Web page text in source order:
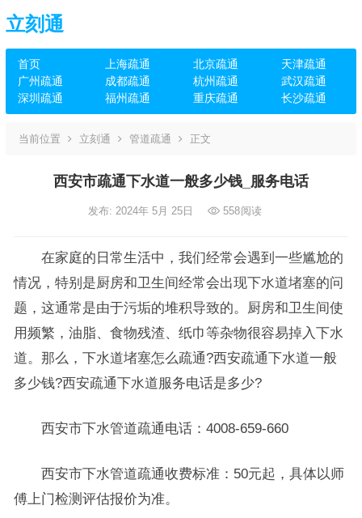
立刻通
首页 上海疏通 北京疏通
天津疏通
广州疏通
成都疏通 杭州疏通
武汉疏通
深圳疏通
福州疏通 重庆疏通 长沙疏通
当前位置 立刻通 管道疏通 正文
西安市疏通下水道一般多少钱_服务电话
发布: 2024年 5月 25日 558阅读
在家庭的日常生活中，我们经常会遇到一些尴尬的
情况，特别是厨房和卫生间经常会出现下水道堵塞的问
题，这通常是由于污垢的堆积导致的。厨房和卫生间使
用频繁，油脂、食物残渣、纸巾等杂物很容易掉入下水
道。那么，下水道堵塞怎么疏通?西安疏通下水道一般
多少钱?西安疏通下水道服务电话是多少?
西安市下水管道疏通电话：4008-659-660
西安市下水管道疏通收费标准：50元起，具体以师
傅上门检测评估报价为准。